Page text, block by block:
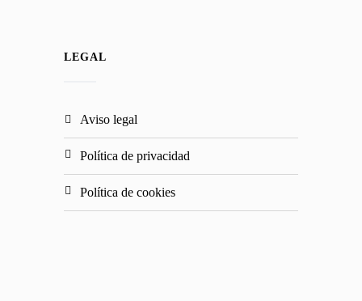
LEGAL
aviso legal
política de privacidad
política de cookies